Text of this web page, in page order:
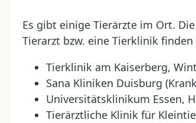
Es gibt einige Tierärzte im Ort.
Tierarzt bzw. eine Tierklinik
Tierklinik am Kaiserberg,
Sana Kliniken Duisburg
Universitätsklinikum Essen,
Tierärztliche Klinik für